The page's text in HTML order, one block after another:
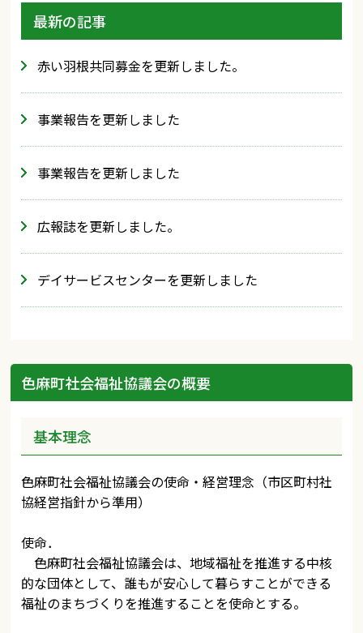
最新の記事
赤い羽根共同募金を更新しました。
事業報告を更新しました
事業報告を更新しました
広報誌を更新しました。
デイサービスセンターを更新しました
色麻町社会福祉協議会の概要
基本理念
色麻町社会福祉協議会の使命・経営理念（市区町村社
協経営指針から準用）
使命．
色麻町社会福祉協議会は、地域福祉を推進する中核
的な団体として、誰もが安心して暮らすことができる
福祉のまちづくりを推進することを使命とする。